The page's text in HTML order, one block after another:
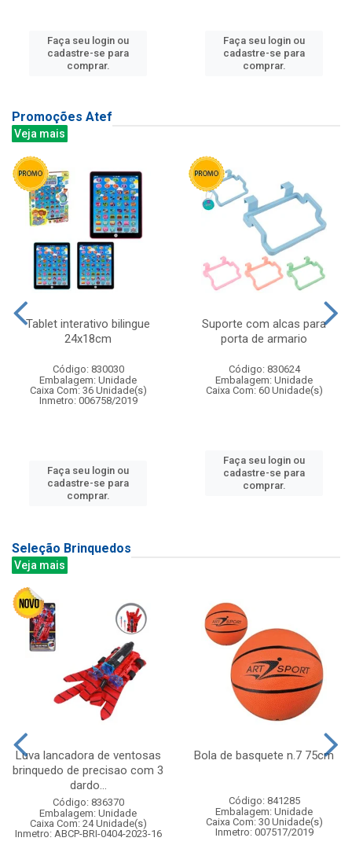
Faça seu login ou
cadastre-se para
comprar.
Faça seu login ou
cadastre-se para
comprar.
Promoções Atef
Veja mais
Tablet interativo bilingue
24x18cm
Código: 830030
Embalagem: Unidade
Caixa Com: 36 Unidade(s)
Inmetro: 006758/2019
Faça seu login ou
cadastre-se para
comprar.
Suporte com alcas para
porta de armario
Código: 830624
Embalagem: Unidade
Caixa Com: 60 Unidade(s)
Faça seu login ou
cadastre-se para
comprar.
Seleção Brinquedos
Veja mais
Luva lancadora de ventosas
brinquedo de precisao com 3
dardo...
Código: 836370
Embalagem: Unidade
Caixa Com: 24 Unidade(s)
Inmetro: ABCP-BRI-0404-2023-16
Bola de basquete n.7 75cm
Código: 841285
Embalagem: Unidade
Caixa Com: 30 Unidade(s)
Inmetro: 007517/2019